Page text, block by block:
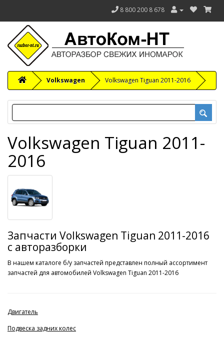
8 800 200 8 678
Volkswagen Volkswagen Tiguan 2011-2016
Volkswagen Tiguan 2011-
2016
Запчасти Volkswagen Tiguan 2011-2016
с авторазборки
В нашем каталоге б/у запчастей представлен полный ассортимент
запчастей для автомобилей Volkswagen Tiguan 2011-2016
Двигатель
Подвеска задних колес